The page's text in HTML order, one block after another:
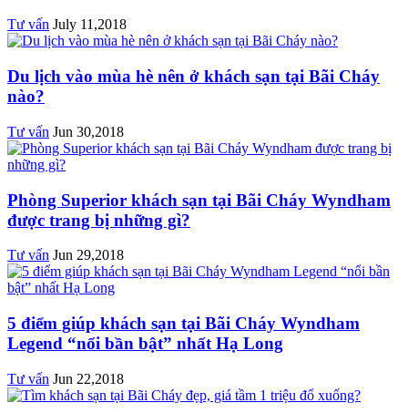
Tư vấn July 11,2018
Du lịch vào mùa hè nên ở khách sạn tại Bãi Cháy
nào?
Tư vấn Jun 30,2018
Phòng Superior khách sạn tại Bãi Cháy Wyndham
được trang bị những gì?
Tư vấn Jun 29,2018
5 điểm giúp khách sạn tại Bãi Cháy Wyndham
Legend “nổi bần bật” nhất Hạ Long
Tư vấn Jun 22,2018